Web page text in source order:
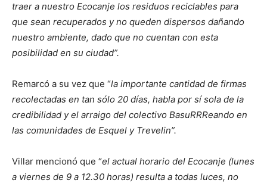
traer a nuestro Ecocanje los residuos reciclables para
que sean recuperados y no queden dispersos dañando
nuestro ambiente, dado que no cuentan con esta
posibilidad en su ciudad”.
Remarcó a su vez que “la importante cantidad de firmas
recolectadas en tan sólo 20 días, habla por sí sola de la
credibilidad y el arraigo del colectivo BasuRRReando en
las comunidades de Esquel y Trevelin”.
Villar mencionó que “el actual horario del Ecocanje (lunes
a viernes de 9 a 12.30 horas) resulta a todas luces, no